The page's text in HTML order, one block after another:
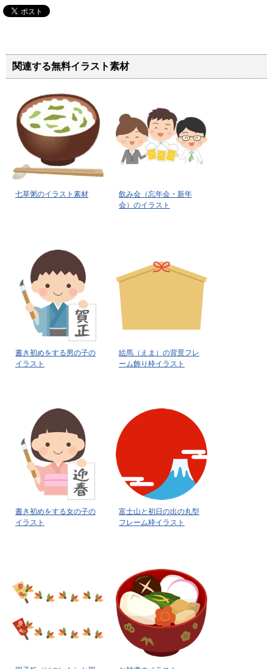
関連する無料イラスト素材
七草粥のイラスト素材
飲み会（忘年会・新年
会）のイラスト
書き初めをする男の子の
イラスト
絵馬（えま）の背景フレ
ーム飾り枠イラスト
書き初めをする女の子の
イラスト
富士山と初日の出の丸型
フレーム枠イラスト